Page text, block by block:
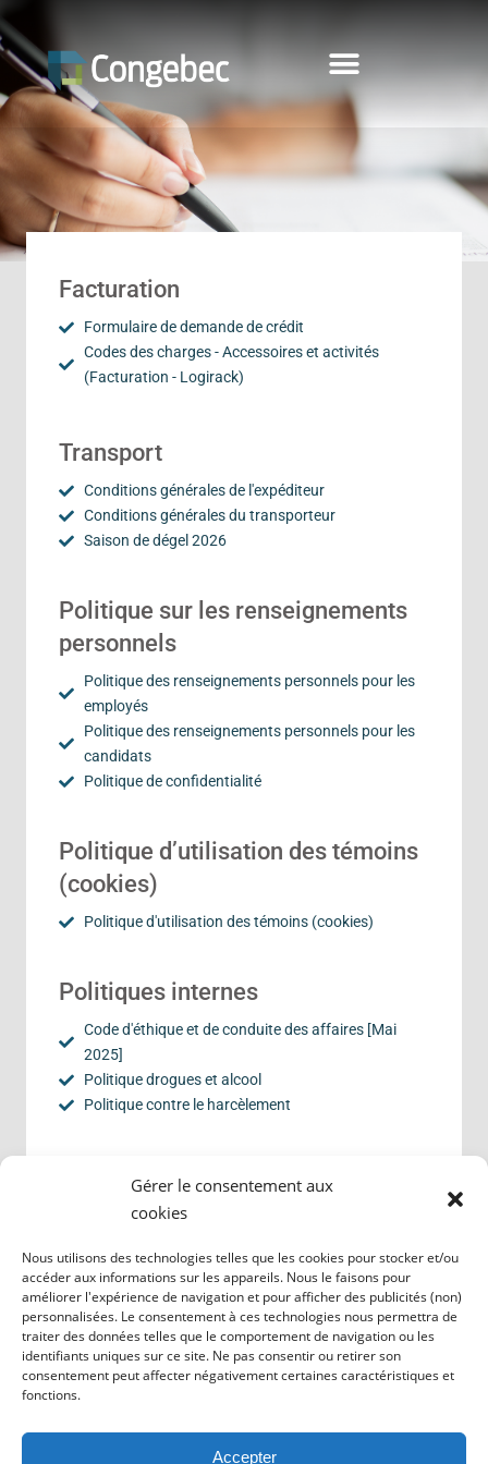
Gérer le consentement aux
cookies
Nous utilisons des technologies telles que les cookies pour stocker et/ou
accéder aux informations sur les appareils. Nous le faisons pour
améliorer l'expérience de navigation et pour afficher des publicités (non)
personnalisées. Le consentement à ces technologies nous permettra de
traiter des données telles que le comportement de navigation ou les
identifiants uniques sur ce site. Ne pas consentir ou retirer son
consentement peut affecter négativement certaines caractéristiques et
fonctions.
Accepter
Facturation
Formulaire de demande de crédit
Codes des charges - Accessoires et activités
(Facturation - Logirack)
Transport
Conditions générales de l'expéditeur
Conditions générales du transporteur
Saison de dégel 2026
Politique sur les renseignements
personnels
Politique des renseignements personnels pour les
employés
Politique des renseignements personnels pour les
candidats
Politique de confidentialité
Politique d’utilisation des témoins
(cookies)
Politique d'utilisation des témoins (cookies)
Politiques internes
Code d'éthique et de conduite des affaires [Mai
2025]
Politique drogues et alcool
Politique contre le harcèlement
Francisation en entreprise au
Québec
la langue française
Certifications
Transport